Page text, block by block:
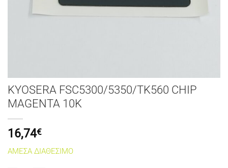
KYOSERA FSC5300/5350/TK560 CHIP
MAGENTA 10K
16,74€
ΑΜΕΣΑ ΔΙΑΘΕΣΙΜΟ